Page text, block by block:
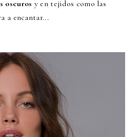
oscuros y en tejidos como las
a encantar...